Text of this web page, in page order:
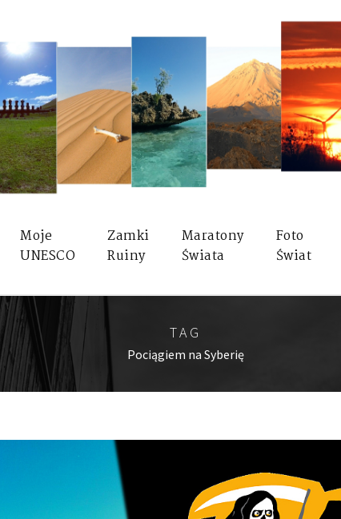
Moje
UNESCO
Zamki
Ruiny
Maratony
Świata
Foto
Świat
TAG
Pociągiem na Syberię